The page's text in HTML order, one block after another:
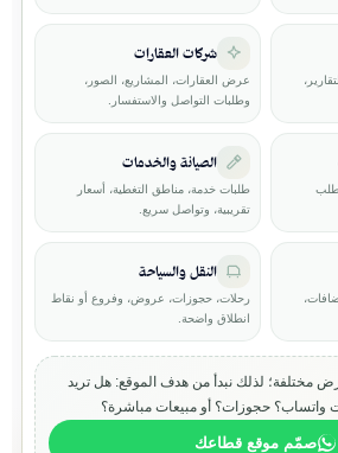
شركات العقارات
عرض العقارات، المشاريع، الصور،
وطلبات التواصل والاستفسار.
الصيانة والخدمات
طلبات خدمة، مناطق التغطية، أسعار
تقريبية، وتواصل سريع.
النقل والسياحة
رحلات، حجوزات، عروض، وفروع أو نقاط
انطلاق واضحة.
مختلفة؛ لذلك نبدأ من هدف الموقع: هل تريد
واتساب؟ حجوزات؟ أو مبيعات مباشرة؟
صمّم موقع قطاعك